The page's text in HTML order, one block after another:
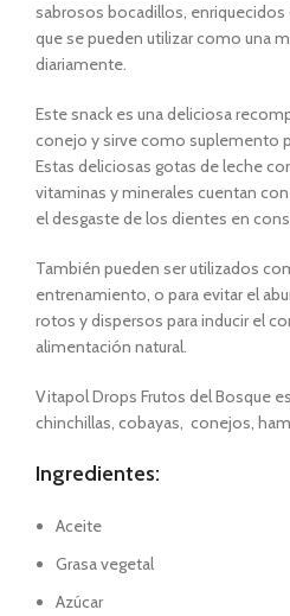
sabrosos bocadillos,
que se pueden utilizar como una
diariamente.
Este snack es una deliciosa
conejo y sirve como suplemento
Estas deliciosas gotas de leche
vitaminas y minerales cuentan
el desgaste de los dientes en
También pueden ser utilizados
entrenamiento, o para evitar el
rotos y dispersos para inducir el
alimentación natural.
Vitapol Drops Frutos del Bosque
chinchillas, cobayas, conejos,
Ingredientes:
Aceite
Grasa vegetal
Azúcar